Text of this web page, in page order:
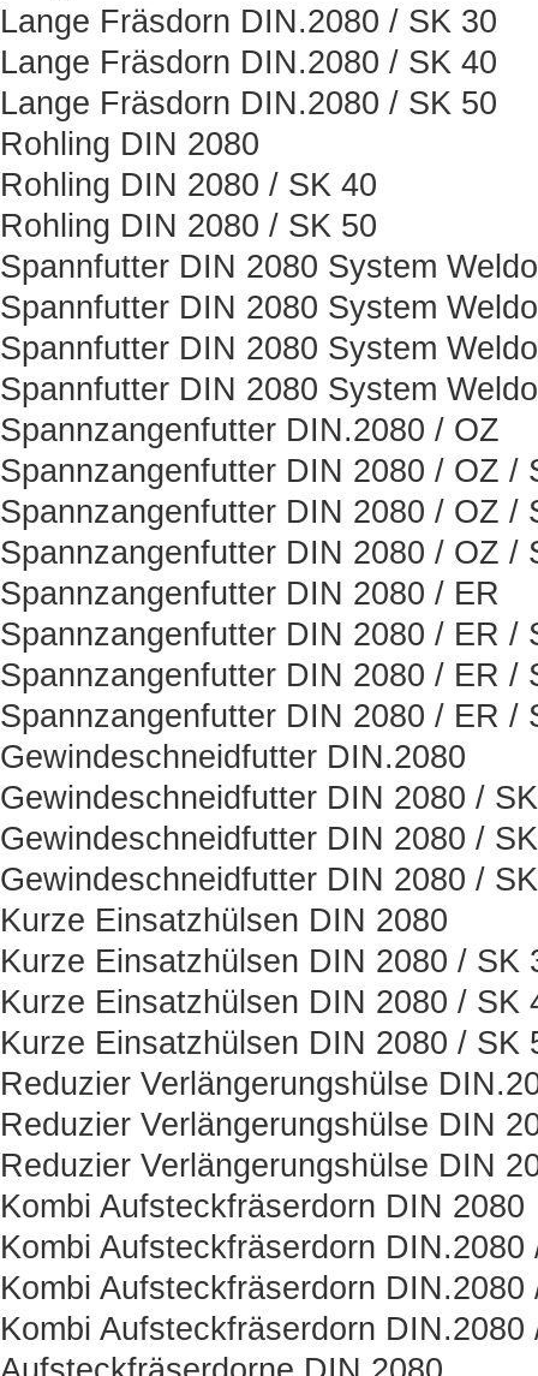
Lange Fräsdorn DIN.2080 / SK 30
Lange Fräsdorn DIN.2080 / SK 40
Lange Fräsdorn DIN.2080 / SK 50
Rohling DIN 2080
Rohling DIN 2080 / SK 40
Rohling DIN 2080 / SK 50
Spannfutter DIN 2080 System
Spannfutter DIN 2080 System
Spannfutter DIN 2080 System
Spannfutter DIN 2080 System
Spannzangenfutter DIN.2080 / OZ
Spannzangenfutter DIN 2080 / OZ /
Spannzangenfutter DIN 2080 / OZ /
Spannzangenfutter DIN 2080 / OZ /
Spannzangenfutter DIN 2080 / ER
Spannzangenfutter DIN 2080 / ER /
Spannzangenfutter DIN 2080 / ER /
Spannzangenfutter DIN 2080 / ER /
Gewindeschneidfutter DIN.2080
Gewindeschneidfutter DIN 2080 /
Gewindeschneidfutter DIN 2080 /
Gewindeschneidfutter DIN 2080 /
Kurze Einsatzhülsen DIN 2080
Kurze Einsatzhülsen DIN 2080 / SK
Kurze Einsatzhülsen DIN 2080 / SK
Kurze Einsatzhülsen DIN 2080 / SK
Reduzier Verlängerungshülse
Reduzier Verlängerungshülse DIN
Reduzier Verlängerungshülse DIN
Kombi Aufsteckfräserdorn DIN 2080
Kombi Aufsteckfräserdorn DIN.2080
Kombi Aufsteckfräserdorn DIN.2080
Kombi Aufsteckfräserdorn DIN.2080